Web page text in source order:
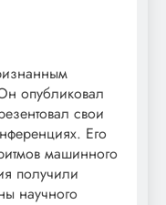
опубликовал
свои
Его
машинного
получили
научного